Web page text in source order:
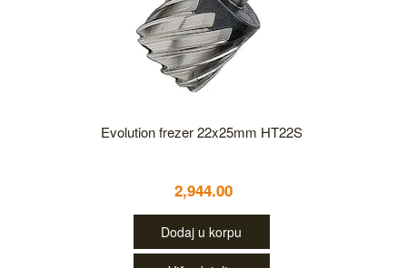
Evolution frezer 22x25mm HT22S
2,944.00
Dodaj u korpu